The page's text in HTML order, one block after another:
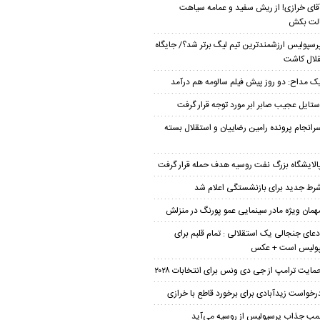
خرازی! از ریش سفید و عمامه سیاهت
بکش
ارزشمندترین تیم لیگ برتر شد؟/ جایگاه
کاشت
مداح: دو روز پیش فیلم سالومه هم درآمد
عجیب صابر ابر مورد توجه قرار گرفت
پرونده رامین رضاییان و استقلال بسته
بزرگ نفت روسیه هدف حمله قرار گرفت
جدید برای بازنشستگی اعلام شد
ویژه مادر سینمایی عمو پورنگ در منزلش
جنجالی یک استقلالی : تمام قلبم برای
است + عکس
ترامپ از جی دی ونس برای انتخابات ۲۰۲۸
زیدآبادی برای برخورد قاطع با خرازی
جذاب پرسپولیس از روسیه می‌آید